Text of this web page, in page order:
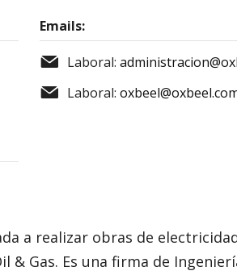
Emails:
Laboral:
Laboral:
a realizar obras de
Gas. Es una firma de